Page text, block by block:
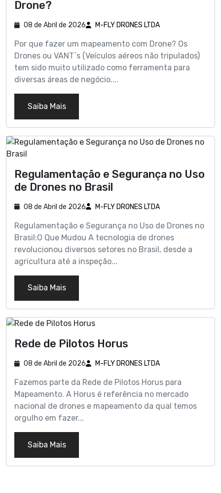
Drone?
08 de Abril de 2026 M-FLY DRONES LTDA
Por que fazer um mapeamento com Drone? Os
Drones ou VANT´s (Veículos aéreos não tripulados)
tem sido muito utilizado como ferramenta para
diversas áreas de negócio....
Saiba Mais
Regulamentação e Segurança no Uso
de Drones no Brasil
08 de Abril de 2026 M-FLY DRONES LTDA
Regulamentação e Segurança no Uso de Drones no
Brasil:O Que Mudou A tecnologia de drones
revolucionou diversos setores no Brasil, desde a
agricultura até a inspeção...
Saiba Mais
Rede de Pilotos Horus
08 de Abril de 2026 M-FLY DRONES LTDA
Fazemos parte da Rede de Pilotos Horus para
Mapeamento. A Horus é referência no mercado
nacional de drones e mapeamento da qual temos
orgulho em fazer...
Saiba Mais